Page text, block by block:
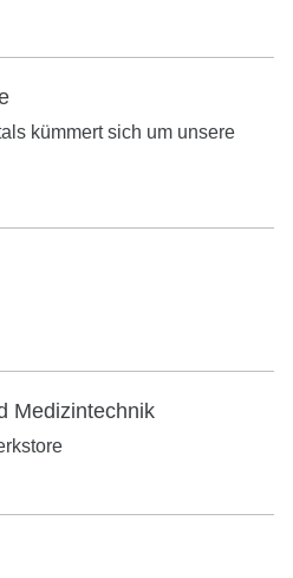
kümmert sich um unsere
Medizintechnik